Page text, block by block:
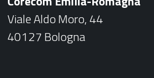
k
a
Viale Aldo Moro, 44
40127 Bologna